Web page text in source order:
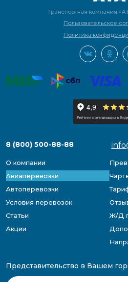
Транспортная компания
Пользовательское
Политика
8 (800) 500-88-88
О компании
Авиаперевозки
Автоперевозки
Условия перевозок
Статьи
Ж/Д
Акции
Представительство в Вашем